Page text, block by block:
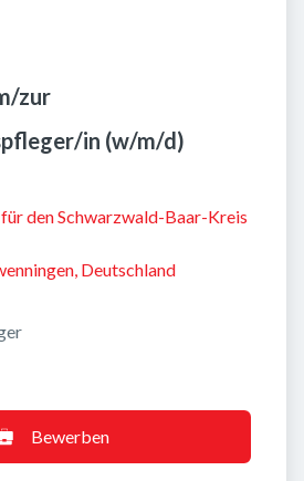
zur
in (w/m/d)
den Schwarzwald-Baar-Kreis
Deutschland
Bewerben